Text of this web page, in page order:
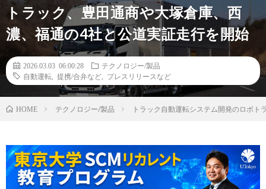
トラック、豊田通商や大塚倉庫、西
濃、福通の4社と公道実証走行を開始
2026.03.03 06:00:28
テクノロジー/製品
自動運転
提携/合弁など プレスリリースなど
HOME テクノロジー/製品 トラック自動運転システム開発のロボ